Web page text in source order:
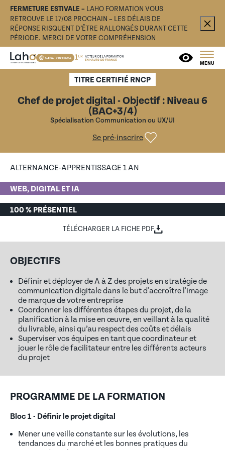
FERMETURE ESTIVALE – LAHO FORMATION VOUS
RETROUVE LE 17/08 PROCHAIN – LES DÉLAIS DE
RÉPONSE RISQUENT D’ÊTRE RALLONGÉS DURANT CETTE
PÉRIODE. MERCI DE VOTRE COMPRÉHENSION
MENU
TITRE CERTIFIÉ RNCP
Chef de projet digital - Objectif : Niveau 6
(BAC+3/4)
Spécialisation Communication ou UX/UI
Se pré-inscrire
ALTERNANCE-APPRENTISSAGE 1 AN
WEB, DIGITAL ET IA
100 % PRÉSENTIEL
TÉLÉCHARGER LA FICHE PDF
OBJECTIFS
Définir et déployer de A à Z des projets en stratégie de
communication digitaledans le but d'accroître l'image
de marque de votre entreprise
Coordonner les différentes étapes du projet, de la
planification à la mise en œuvre, en veillant à la qualité
du livrable, ainsi qu’au respect des coûts et délais
Superviser vos équipes en tant que coordinateur et
jouer le rôle de facilitateur entre les différents acteurs
du projet
PROGRAMME DE LA FORMATION
Bloc 1 - Définir le projet digital
Mener une veille constante sur les évolutions, les
tendances du marché et les bonnes pratiques du